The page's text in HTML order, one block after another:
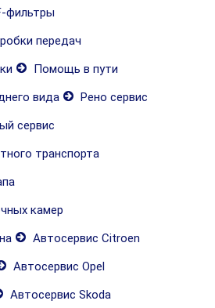
фильтры
передач
Помощь в пути
вида
Рено сервис
сервис
транспорта
камер
Автосервис Citroen
Автосервис Opel
Автосервис Skoda